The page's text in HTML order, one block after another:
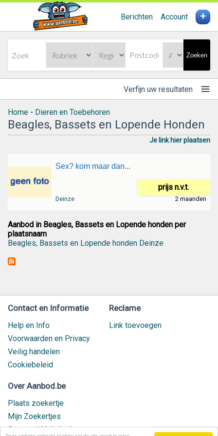
Berichten Account +
Zoeken
Verfijn uw resultaten
Home - Dieren en Toebehoren
Beagles, Bassets en Lopende Honden
Je link hier plaatsen
Sex? kom maar dan...
prijs n.v.t.
Deinze 2 maanden
Aanbod in Beagles, Bassets en Lopende honden per
plaatsnaam
Beagles, Bassets en Lopende honden Deinze
Contact en Informatie
Help en Info
Voorwaarden en Privacy
Veilig handelen
Cookiebeleid
Reclame
Link toevoegen
Over Aanbod.be
Plaats zoekertje
Mijn Zoekertjes
Contact / Helpdesk